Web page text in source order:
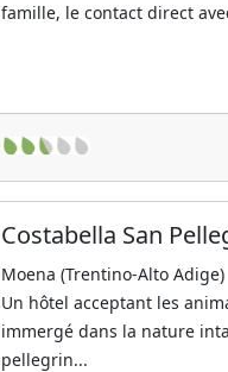
famille, le contact direct
Costabella San
Moena (Trentino-Alto Adige)
Un hôtel acceptant les
immergé dans la nature
pellegrin...